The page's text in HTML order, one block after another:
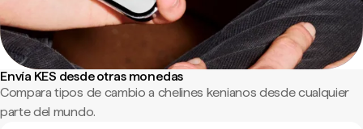
Envía KES desde otras monedas
Compara tipos de cambio a chelines kenianos desde cualquier
parte del mundo.